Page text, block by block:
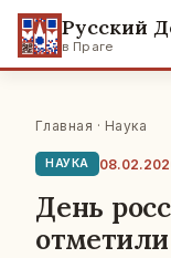
Русский
в Праге
Главная · Наука
НАУКА
День